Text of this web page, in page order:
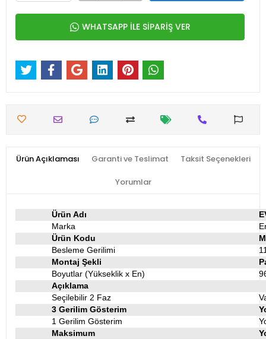
WHATSAPP İLE SİPARİŞ VER
Ürün Açıklaması Garanti ve Teslimat Taksit Seçenekleri
Yorumlar
Ürün Adı
Marka
Ürün Kodu
Besleme Gerilimi
Montaj Şekli
Boyutlar (Yükseklik x En)
Açıklama
Seçilebilir 2 Faz
3 Gerilim Gösterim
1 Gerilim Gösterim
Maksimum